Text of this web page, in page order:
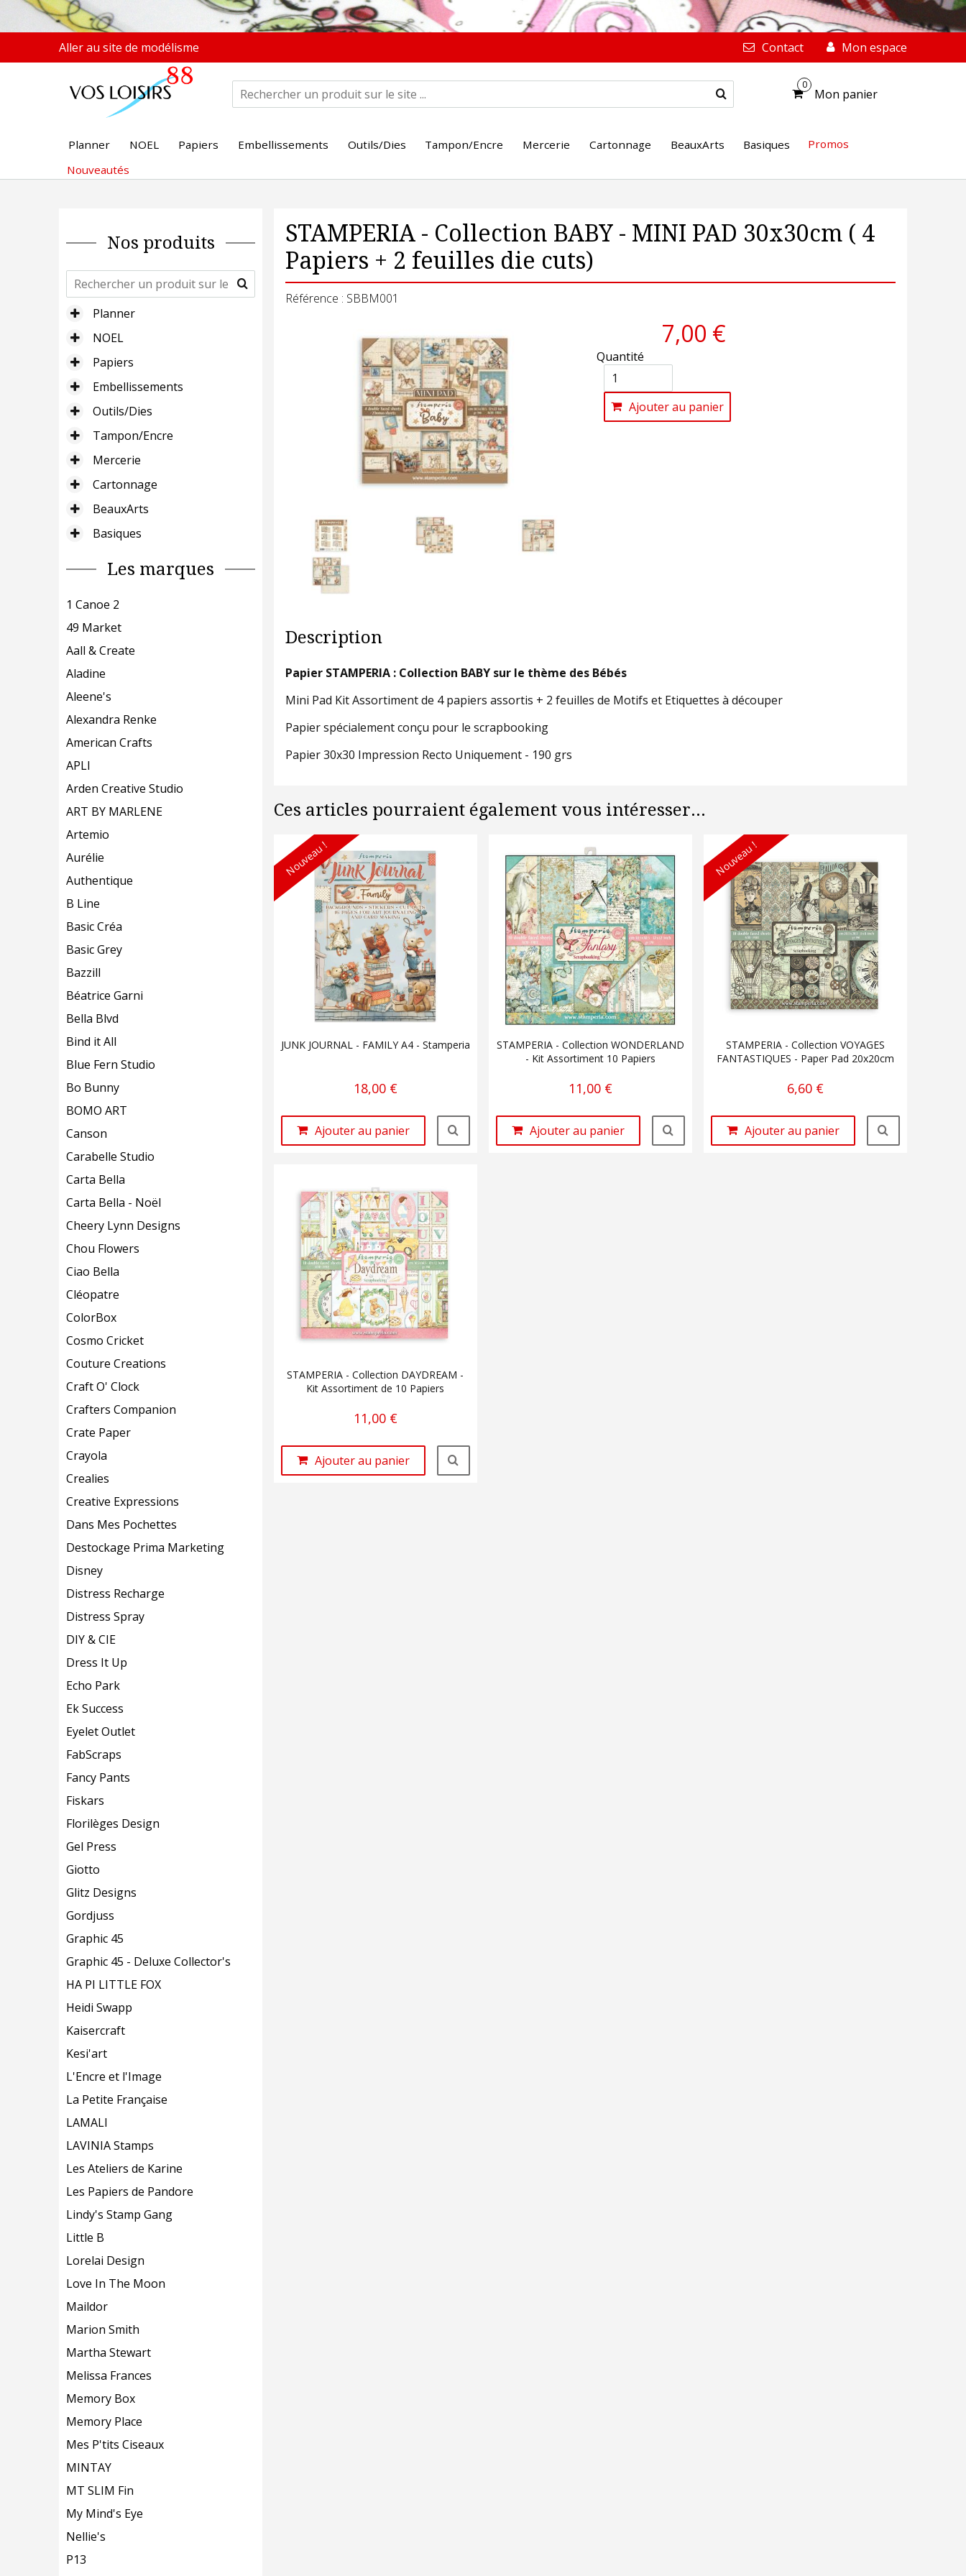
Aller au site de modélisme Contact Mon espace
0
Mon panier
Planner NOEL Papiers Embellissements Outils/Dies Tampon/Encre Mercerie Cartonnage BeauxArts Basiques
Promos
Nouveautés
Nos produits
Planner
NOEL
Papiers
Embellissements
Outils/Dies
Tampon/Encre
Mercerie
Cartonnage
BeauxArts
Basiques
Les marques
1 Canoe 2
49 Market
Aall & Create
Aladine
Aleene's
Alexandra Renke
American Crafts
APLI
Arden Creative Studio
ART BY MARLENE
Artemio
Aurélie
Authentique
B Line
Basic Créa
Basic Grey
Bazzill
Béatrice Garni
Bella Blvd
Bind it All
Blue Fern Studio
Bo Bunny
BOMO ART
Canson
Carabelle Studio
Carta Bella
Carta Bella - Noël
Cheery Lynn Designs
Chou Flowers
Ciao Bella
Cléopatre
ColorBox
Cosmo Cricket
Couture Creations
Craft O' Clock
Crafters Companion
Crate Paper
Crayola
Crealies
Creative Expressions
Dans Mes Pochettes
Destockage Prima Marketing
Disney
Distress Recharge
Distress Spray
DIY & CIE
Dress It Up
Echo Park
Ek Success
Eyelet Outlet
FabScraps
Fancy Pants
Fiskars
Florilèges Design
Gel Press
Giotto
Glitz Designs
Gordjuss
Graphic 45
Graphic 45 - Deluxe Collector's
HA PI LITTLE FOX
Heidi Swapp
Kaisercraft
Kesi'art
L'Encre et l'Image
La Petite Française
LAMALI
LAVINIA Stamps
Les Ateliers de Karine
Les Papiers de Pandore
Lindy's Stamp Gang
Little B
Lorelai Design
Love In The Moon
Maildor
Marion Smith
Martha Stewart
Melissa Frances
Memory Box
Memory Place
Mes P'tits Ciseaux
MINTAY
MT SLIM Fin
My Mind's Eye
Nellie's
P13
STAMPERIA - Collection BABY - MINI PAD 30x30cm ( 4
Papiers + 2 feuilles die cuts)
Référence : SBBM001
7,00 €
Quantité
Ajouter au panier
Description
Papier STAMPERIA : Collection BABY sur le thème des Bébés
Mini Pad Kit Assortiment de 4 papiers assortis + 2 feuilles de Motifs et Etiquettes à découper
Papier spécialement conçu pour le scrapbooking
Papier 30x30 Impression Recto Uniquement - 190 grs
Ces articles pourraient également vous intéresser...
Nouveau !
JUNK JOURNAL - FAMILY A4 - Stamperia
18,00 €
Ajouter au panier
STAMPERIA - Collection WONDERLAND
- Kit Assortiment 10 Papiers
11,00 €
Ajouter au panier
Nouveau !
STAMPERIA - Collection VOYAGES
FANTASTIQUES - Paper Pad 20x20cm
6,60 €
Ajouter au panier
STAMPERIA - Collection DAYDREAM -
Kit Assortiment de 10 Papiers
11,00 €
Ajouter au panier